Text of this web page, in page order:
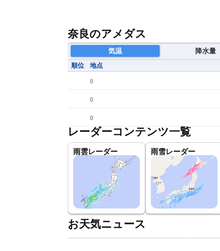
奈良のアメダス
気温 降水量
順位 地点
()
()
()
レーダーコンテンツ一覧
雨雲レーダー 雨雪レーダー
お天気ニュース